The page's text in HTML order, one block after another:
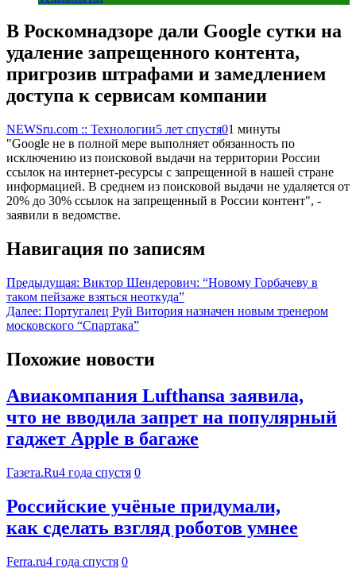
В Роскомнадзоре дали Google сутки на
удаление запрещенного контента,
пригрозив штрафами и замедлением
доступа к сервисам компании
NEWSru.com :: Технологии5 лет спустя01 минуты
"Google не в полной мере выполняет обязанность по
исключению из поисковой выдачи на территории России
ссылок на интернет-ресурсы с запрещенной в нашей стране
информацией. В среднем из поисковой выдачи не удаляется от
20% до 30% ссылок на запрещенный в России контент", -
заявили в ведомстве.
Навигация по записям
Предыдущая: Виктор Шендерович: “Новому Горбачеву в
таком пейзаже взяться неоткуда”
Далее: Португалец Руй Витория назначен новым тренером
московского “Спартака”
Похожие новости
Авиакомпания Lufthansa заявила,
что не вводила запрет на популярный
гаджет Apple в багаже
Газета.Ru4 года спустя 0
Российские учёные придумали,
как сделать взгляд роботов умнее
Ferra.ru4 года спустя 0